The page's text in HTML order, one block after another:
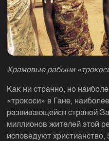
Храмовые рабыни
Как ни странно, но
«трокоси» в Гане,
развивающейся страной
миллионов жителей этой
исповедуют